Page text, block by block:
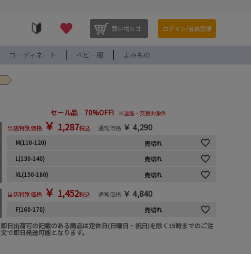
買い物カゴ ログイン/会員登録
コーディネート ベビー服 よみもの
セール品 70%OFF! ※返品・交換対象外
当店特別価格 ￥ 1,287税込 通常価格 ￥ 4,290
M(110-120)
売切れ
L(130-140)
売切れ
XL(150-160)
売切れ
当店特別価格 ￥ 1,452税込 通常価格 ￥ 4,840
F(160-170) 売切れ
即日出荷可の記載のある商品は定休日(日曜日・祝日)を除く15時までのご注
文で即日発送可能となります。